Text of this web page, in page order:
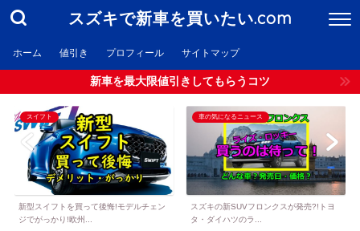
スズキで新車を買いたい.com
ホーム 値引き プロフィール サイトマップ
新車を最大限値引きしてもらうコツ
スイフト
新型スイフトを買って後悔!モデルチェン
ジでがっかり!欧州...
車の気になるニュース
スズキの新SUVフロンクスが発売?!トヨ
タ・ダイハツのラ...